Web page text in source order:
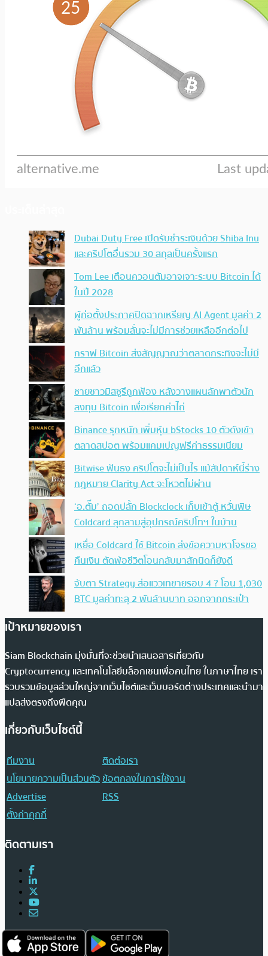
Dubai Duty Free เปิดรับชำระเงินด้วย Shiba Inu
และคริปโตอื่นรวม 30 สกุลเป็นครั้งแรก
Tom Lee เตือนควอนตัมอาจเจาะระบบ Bitcoin ได้
ในปี 2028
ผู้ก่อตั้งประกาศปิดฉากเหรียญ AI Agent มูลค่า 2
พันล้าน พร้อมลั่นจะไม่มีการช่วยเหลืออีกต่อไป
กราฟ Bitcoin ส่งสัญญาณว่าตลาดกระทิงจะไม่มี
อีกแล้ว
ชายชาวมิสซูรีถูกฟ้อง หลังวางแผนลักพาตัวนัก
ลงทุน Bitcoin เพื่อเรียกค่าไถ่
Binance รุกหนัก เพิ่มหุ้น bStocks 10 ตัวดังเข้า
ตลาดสปอต พร้อมแคมเปญฟรีค่าธรรมเนียม
Bitwise ฟันธง คริปโตจะไม่เป็นไร แม้สัปดาห์นี้ร่าง
กฎหมาย Clarity Act จะโหวตไม่ผ่าน
‘อ.ตั๊ม’ ถอดปลั้ก Blockclock เก็บเข้าตู้ หวั่นพิษ
Coldcard ลุกลามสู่อุปกรณ์คริปโทฯ ในบ้าน
เหยื่อ Coldcard ใช้ Bitcoin ส่งข้อความหาโจรขอ
คืนเงิน ตัดพ้อชีวิตโอนกลับมาสักนิดก็ยังดี
จับตา Strategy ส่อแววเทขายรอบ 4 ? โอน 1,030
BTC มูลค่าทะลุ 2 พันล้านบาท ออกจากกระเป๋า
เป้าหมายของเรา
Siam Blockchain มุ่งมั่นที่จะช่วยนำเสนอสารเกี่ยวกับ
Cryptocurrency และเทคโนโลยีบล็อกเชนเพื่อคนไทย ในภาษาไทย เรา
รวบรวมข้อมูลส่วนใหญ่จากเว็บไซต์และเว็บบอร์ดต่างประเทศและนำมา
แปลส่งตรงถึงฟีดคุณ
เกี่ยวกับเว็บไซต์นี้
ทีมงาน
ติดต่อเรา
นโยบายความเป็นส่วนตัวข้อตกลงในการใช้งาน
Advertise
RSS
ตั้งค่าคุกกี้
ติดตามเรา